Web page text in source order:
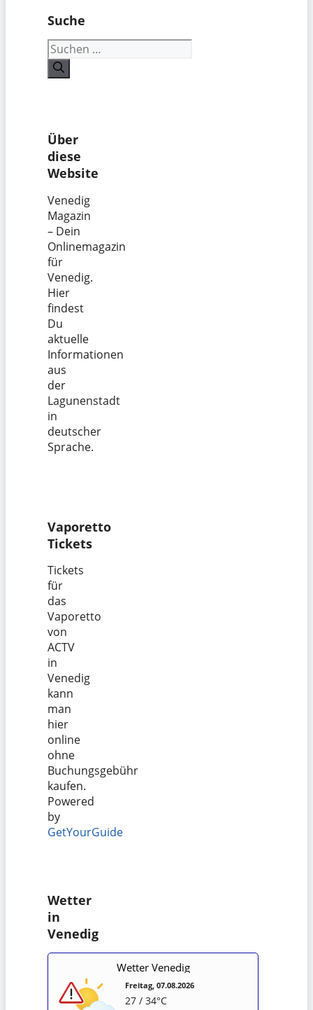
Suche
Suchen
nach:
Über
diese
Website
Venedig
Magazin
– Dein
Onlinemagazin
für
Venedig.
Hier
findest
Du
aktuelle
Informationen
aus
der
Lagunenstadt
in
deutscher
Sprache.
Vaporetto
Tickets
Tickets
für
das
Vaporetto
von
ACTV
in
Venedig
kann
man
hier
online
ohne
Buchungsgebühr
kaufen.
Powered
by
GetYourGuide
Wetter
in
Venedig
Wetter Venedig
Freitag, 07.08.2026
27 / 34°C